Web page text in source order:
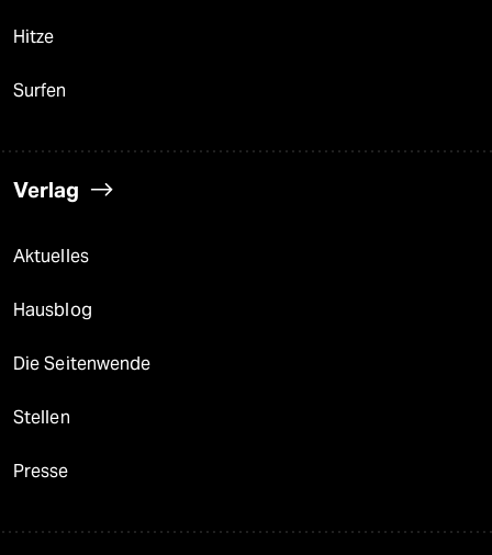
Hitze
Surfen
Verlag
Aktuelles
Hausblog
Die Seitenwende
Stellen
Presse